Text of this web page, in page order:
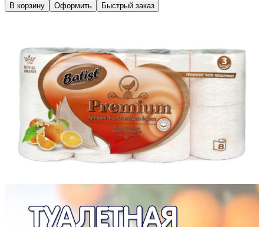
В корзину
Оформить Быстрый заказ